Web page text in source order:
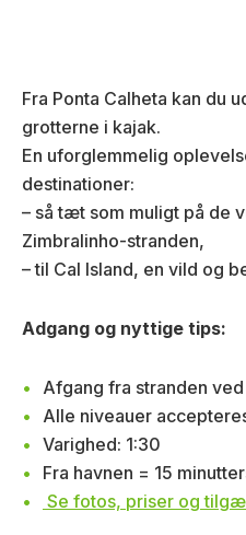
Fra Ponta Calheta kan du
grotterne i kajak.
En uforglemmelig
destinationer:
– så tæt som muligt på de
Zimbralinho-stranden,
– til Cal Island, en vild og
Adgang og nyttige tips:
Afgang fra stranden
Alle niveauer
Varighed: 1:30
Fra havnen = 15
Se fotos, priser og